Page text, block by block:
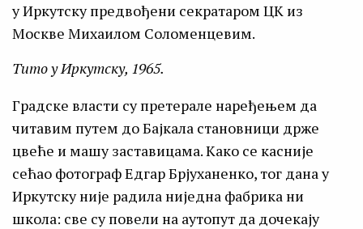
у Иркутску предвођени секратаром ЦК из
Москве Михаилом Соломенцевим.
Тито у Иркутску, 1965.
Градске власти су претерале наређењем да
читавим путем до Бајкала становници држе
цвеће и машу заставицама. Како се касније
сећао фотограф Едгар Брјуханенко, тог дана у
Иркутску није радила ниједна фабрика ни
школа: све су повели на аутопут да дочекају